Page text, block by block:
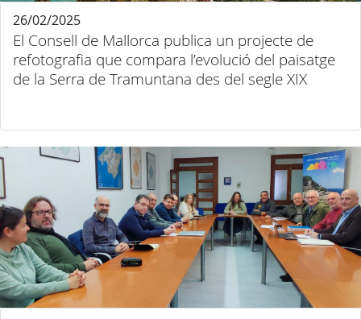
El Consell de Mallorca publica un projecte de
refotografia que compara l’evolució del paisatge
de la Serra de Tramuntana des del segle XIX
26/02/2025